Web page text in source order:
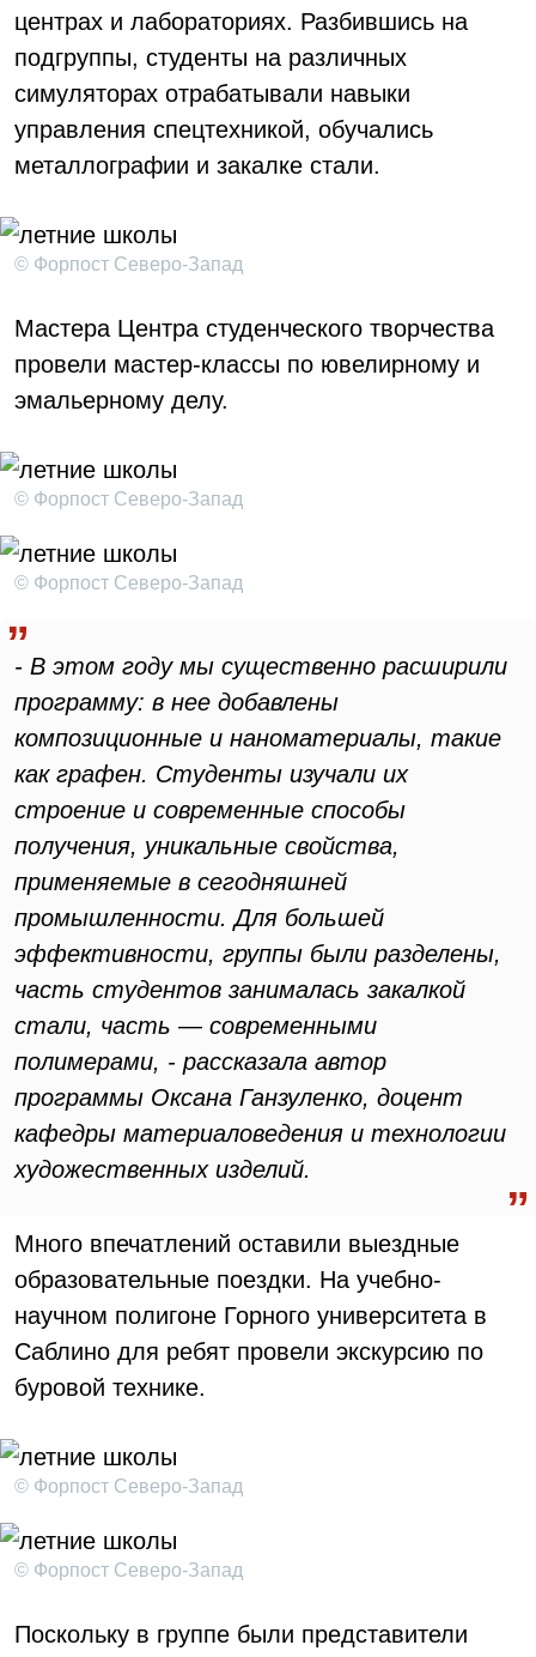
центрах и лабораториях. Разбившись на
подгруппы, студенты на различных
симуляторах отрабатывали навыки
управления спецтехникой, обучались
металлографии и закалке стали.
© Форпост Северо-Запад
Мастера Центра студенческого творчества
провели мастер-классы по ювелирному и
эмальерному делу.
© Форпост Северо-Запад
© Форпост Северо-Запад
- В этом году мы существенно расширили
программу: в нее добавлены
композиционные и наноматериалы, такие
как графен. Студенты изучали их
строение и современные способы
получения, уникальные свойства,
применяемые в сегодняшней
промышленности. Для большей
эффективности, группы были разделены,
часть студентов занималась закалкой
стали, часть — современными
полимерами, - рассказала автор
программы Оксана Ганзуленко, доцент
кафедры материаловедения и технологии
художественных изделий.
Много впечатлений оставили выездные
образовательные поездки. На учебно-
научном полигоне Горного университета в
Саблино для ребят провели экскурсию по
буровой технике.
© Форпост Северо-Запад
© Форпост Северо-Запад
Поскольку в группе были представители